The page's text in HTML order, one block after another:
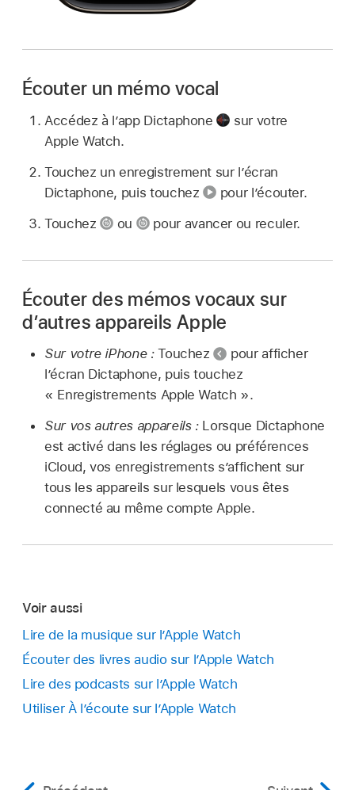
Écouter un mémo vocal
Accédez à l’app Dictaphone
sur votre
Apple Watch.
Touchez un enregistrement sur l’écran
Dictaphone, puis touchez
pour l’écouter.
Touchez
ou pour avancer ou reculer.
Écouter des mémos vocaux sur
d’autres appareils Apple
Sur votre iPhone :Touchez
pour afficher
l’écran Dictaphone, puis touchez
« Enregistrements Apple Watch ».
Sur vos autres appareils : Lorsque Dictaphone
est activé dans les réglages ou préférences
iCloud, vos enregistrements s’affichent sur
tous les appareils sur lesquels vous êtes
connecté au même compte Apple.
Voir aussi
Lire de la musique sur l’Apple Watch
Écouter des livres audio sur l’Apple Watch
Lire des podcasts sur l’Apple Watch
Utiliser À l’écoute sur l’Apple Watch